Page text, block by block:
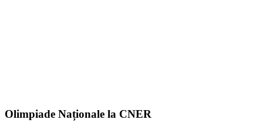
Olimpiade Naționale la CNER